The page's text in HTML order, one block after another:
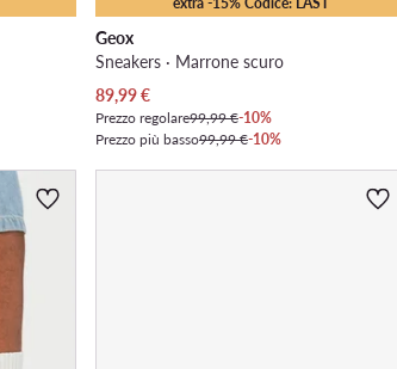
Geox
Sneakers · Marrone scuro
Prezzo attuale
89,99€
Prezzo regolare99,99 €-10%
Prezzo più basso99,99 €-10%